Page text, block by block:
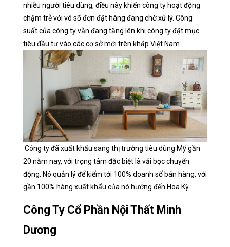
nhiều người tiêu dùng, điều này khiến công ty hoạt động
chậm trễ với vô số đơn đặt hàng đang chờ xử lý. Công
suất của công ty vẫn đang tăng lên khi công ty đặt mục
tiêu đầu tư vào các cơ sở mới trên khắp Việt Nam.
Công ty đã xuất khẩu sang thị trường tiêu dùng Mỹ gần
20 năm nay, với trọng tâm đặc biệt là vải bọc chuyển
động. Nó quản lý để kiếm tới 100% doanh số bán hàng, với
gần 100% hàng xuất khẩu của nó hướng đến Hoa Kỳ.
Công Ty Cổ Phần Nội Thất Minh
Dương